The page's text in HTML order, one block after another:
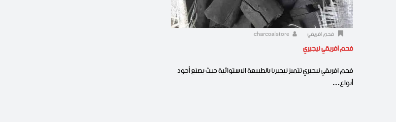
فحم افريقي
فحم افريقي نيجيري
فحم افريقي نيجيري تتميز نيجيريا بالطبيعة الاستوائية حيث يصنع أجود
أنواع…